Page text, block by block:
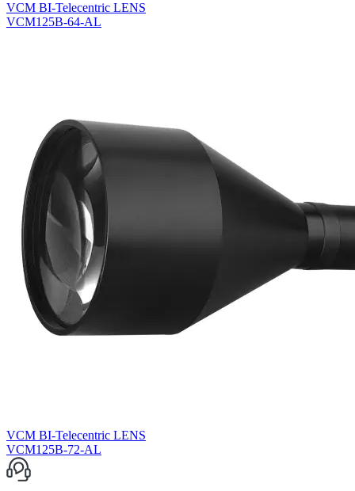
VCM BI-Telecentric LENS
VCM125B-64-AL
VCM BI-Telecentric LENS
VCM125B-72-AL